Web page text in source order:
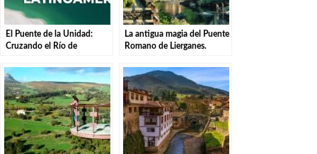
El Puente de la Unidad:
Cruzando el Río de
La antigua magia del Puente
Romano de Lierganes.